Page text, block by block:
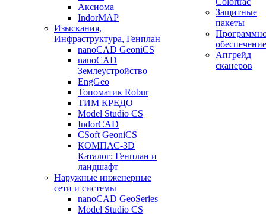
Аксиома
IndorMAP
Изыскания,
Инфраструктура, Генплан
nanoCAD GeoniCS
nanoCAD
Землеустройство
EngGeo
Топоматик Robur
ТИМ КРЕДО
Model Studio CS
IndorCAD
CSoft GeoniCS
КОМПАС-3D
Каталог: Генплан и
ландшафт
Наружные инженерные
сети и системы
nanoCAD GeoSeries
Model Studio CS
Защитные
пакеты
обеспечение
Апгрейд
сканеров